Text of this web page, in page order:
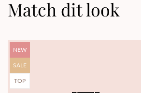
Match dit look
Product
label:
NEW
Product
label:
SALE
Product
label:
TOP